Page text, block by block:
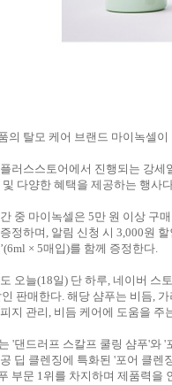
의 탈모 케어 브랜드 마이녹셀
러스스토어에서 진행되는 강
및 다양한 혜택을 제공하는 행사
중 마이녹셀은 5만 원 이상 구
정하며, 알림 신청 시 3,000원
× 5매입)를 함께 증정한다.
오늘(18일) 단 하루, 네이버 스
인 판매한다. 해당 샴푸는 비듬,
지 관리, 비듬 케어에 도움을 주
'댄드러프 스칼프 쿨링 샴푸'와
딥 클렌징에 특화된 '포어 클렌
부문 1위를 차지하며 제품력을